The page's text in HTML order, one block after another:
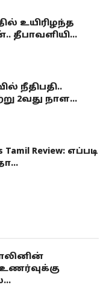
உயிரிழந்த
தீபாவளியி...
நீதிபதி..
2வது நாள...
Tamil Review: எப்படி